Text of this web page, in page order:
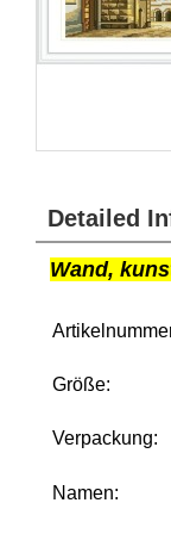
Detailed
Wand,
Größe:
Verpackung:
Namen: